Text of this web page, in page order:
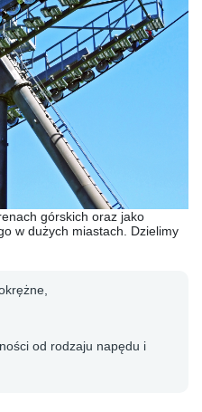
górskich oraz jako
w dużych miastach. Dzielimy
od rodzaju napędu i